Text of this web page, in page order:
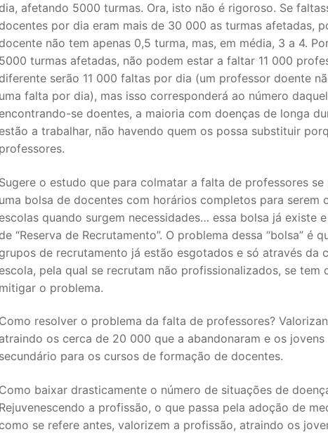
dia, afetando 5000 turmas. Ora, isto não é rigoroso. Se
docentes por dia eram mais de 30 000 as turmas afetadas,
docente não tem apenas 0,5 turma, mas, em média, 3 a 4.
5000 turmas afetadas, não podem estar a faltar 11 000
diferente serão 11 000 faltas por dia (um professor doente
uma falta por dia), mas isso corresponderá ao número
encontrando-se doentes, a maioria com doenças de longa
estão a trabalhar, não havendo quem os possa substituir
professores.
Sugere o estudo que para colmatar a falta de professores
uma bolsa de docentes com horários completos para serem
escolas quando surgem necessidades… essa bolsa já existe
de “Reserva de Recrutamento”. O problema dessa “bolsa” é
grupos de recrutamento já estão esgotados e só através da
escola, pela qual se recrutam não profissionalizados, se tem
mitigar o problema.
Como resolver o problema da falta de professores?
atraindo os cerca de 20 000 que a abandonaram e os
secundário para os cursos de formação de docentes.
Como baixar drasticamente o número de situações de
Rejuvenescendo a profissão, o que passa pela adoção de
como se refere antes, valorizem a profissão, atraindo os